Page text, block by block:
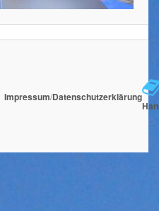
Impressum/Datenschutzerklärung